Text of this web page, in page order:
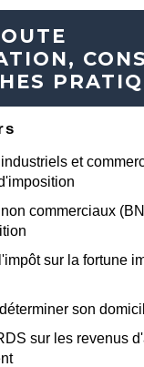
et
commerciaux
sur la fortune
son
sur les revenus